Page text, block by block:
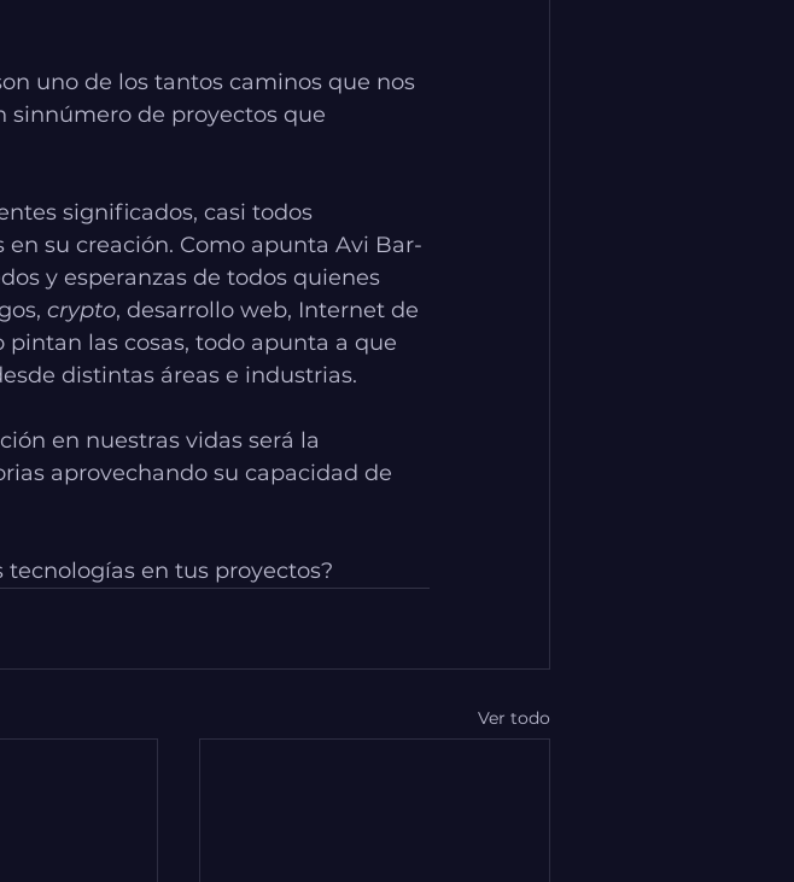
uno de los tantos caminos que nos
sinnúmero de proyectos que
significados, casi todos
su creación. Como apunta Avi Bar-
y esperanzas de todos quienes
crypto, desarrollo web, Internet de
pintan las cosas, todo apunta a que
distintas áreas e industrias.
en nuestras vidas será la
aprovechando su capacidad de
tecnologías en tus proyectos?
Ver todo